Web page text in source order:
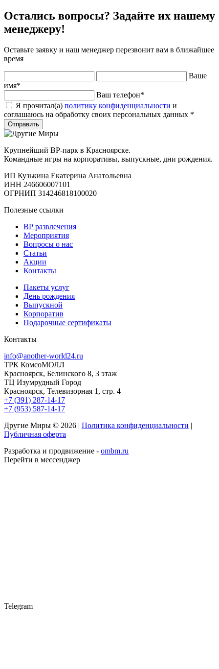
Остались вопросы? Задайте их нашему
менеджеру!
Оставьте заявку и наш менеджер перезвонит вам в ближайшее
время
Ваше
имя*
Ваш телефон*
Я прочитал(а) политику конфиденциальности и
соглашаюсь на обработку своих персональных данных *
Отправить
Крупнейший ВР-парк в Красноярске.
Командные игры на корпоративы, выпускные, дни рождения.
ИП Кузькина Екатерина Анатольевна
ИНН 246606007101
ОГРНИП 314246818100020
Полезные ссылки
ВР развлечения
Мероприятия
Вопросы о нас
Статьи
Акции
Контакты
Пакеты услуг
День рождения
Выпускной
Корпоратив
Подарочные сертификаты
Контакты
info@another-world24.ru
ТРК КомсоМОЛЛ
Красноярск, Белинского 8, 3 этаж
ТЦ Изумрудный Город
Красноярск, Телевизорная 1, стр. 4
+7 (391) 287-14-17
+7 (953) 587-14-17
Другие Миры © 2026 | Политика конфиденциальности |
Публичная оферта
Разработка и продвижение - ombm.ru
Перейти в мессенджер
Telegram